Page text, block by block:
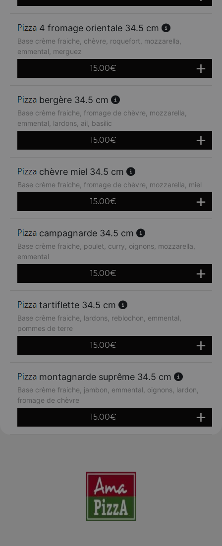
4 fromage orientale 34.5 cm
Base crème fraiche, chèvre, roquefort, mozzarella,
emmental, merguez
15.00€
bergère 34.5 cm
Base crème fraiche, fromage de chèvre, mozzarella,
emmental, lardons, ail, basilic
15.00€
chèvre miel 34.5 cm
Base crème fraiche, fromage de chèvre, mozzarella, miel
15.00€
campagnarde 34.5 cm
Base crème fraiche, poulet, curry, oignons, mozzarella,
emmental
15.00€
tartiflette 34.5 cm
Base crème fraiche, lardons, reblochon, emmental,
pommes de terre
15.00€
montagnarde suprême 34.5 cm
Base crème fraiche, jambon, emmental, oignons, lardon,
fromage de chèvre
15.00€